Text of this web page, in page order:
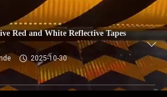
Red and White Reflective Tapes
2025-10-30